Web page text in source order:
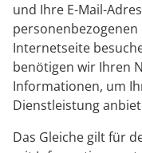
und Ihre E-Mail-
Internetseite
benötigen wir Ihren
Informationen, um
Dienstleistung
Das Gleiche gilt für